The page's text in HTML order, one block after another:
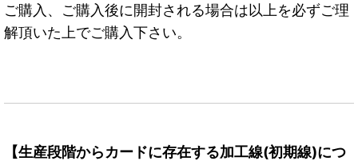
ご購入、ご購入後に開封される場合は以上を必ずご理
解頂いた上でご購入下さい。
【生産段階からカードに存在する加工線(初期線)につ